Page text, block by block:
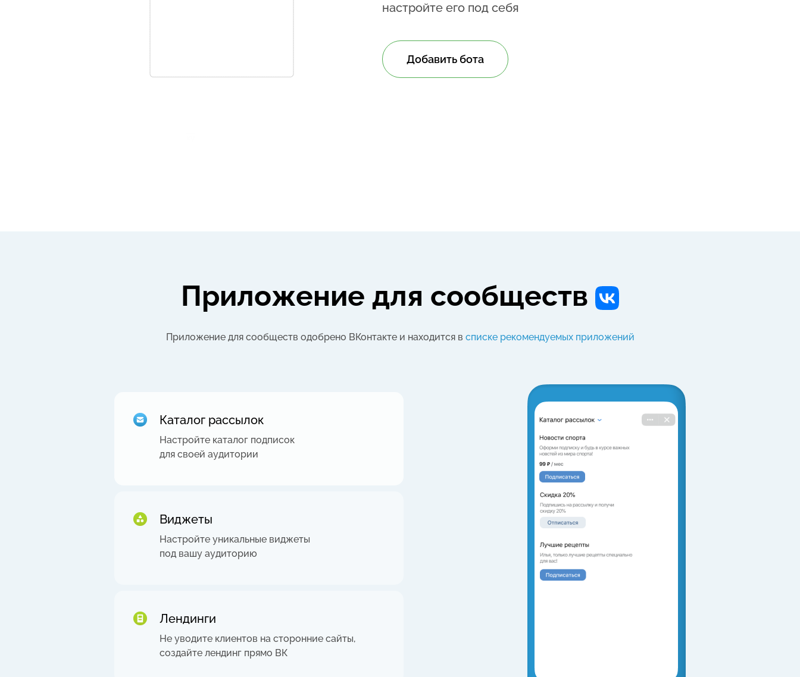
настройте его под себя
Добавить бота
Приложение для сообществ
Приложение для сообществ одобрено ВКонтакте и находится в списке рекомендуемых приложений
Каталог рассылок
Настройте каталог подписок
для своей аудитории
Виджеты
Настройте уникальные виджеты
под вашу аудиторию
Лендинги
Не уводите клиентов на сторонние сайты,
создайте лендинг прямо ВК